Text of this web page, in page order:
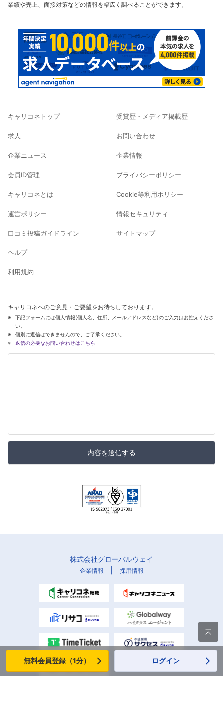
業績や売上、面接対策などの情報を幅広く調べることができます。
キャリコネトップ
求人
企業ニュース
会員ID管理
キャリコネとは
運営ポリシー
口コミ投稿ガイドライン
ヘルプ
利用規約
受賞歴・メディア掲載歴
お問い合わせ
企業情報
プライバシーポリシー
Cookie等利用ポリシー
情報セキュリティ
サイトマップ
キャリコネへのご意見・ご要望をお待ちしております。
下記フォームには個人情報(個人名、住所、メールアドレスなど)のご入力はお控えくださ
い。
個別に返信はできませんので、ご了承ください。
返信の必要なお問い合わせはこちら
内容を送信する
株式会社グローバルウェイ
企業情報 採用情報

無料会員登録（1分） ログイン